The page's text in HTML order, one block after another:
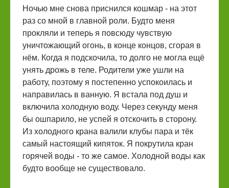
Ночью мне снова приснился кошмар - на этот
раз со мной в главной роли. Будто меня
прокляли и теперь я повсюду чувствую
уничтожающий огонь, в конце концов, сгорая в
нём. Когда я подскочила, то долго не могла ещё
унять дрожь в теле. Родители уже ушли на
работу, поэтому я постепенно успокоилась и
направилась в ванную. Я встала под душ и
включила холодную воду. Через секунду меня
бы ошпарило, не успей я отскочить в сторону.
Из холодного крана валили клубы пара и тёк
самый настоящий кипяток. Я покрутила кран
горячей воды - то же самое. Холодной воды как
будто вообще не существовало.